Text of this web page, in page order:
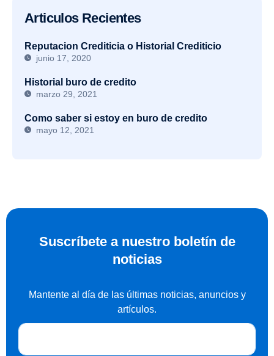
Articulos Recientes
Reputacion Crediticia o Historial Crediticio
junio 17, 2020
Historial buro de credito
marzo 29, 2021
Como saber si estoy en buro de credito
mayo 12, 2021
Suscríbete a nuestro boletín de
noticias
Mantente al día de las últimas noticias, anuncios y
artículos.